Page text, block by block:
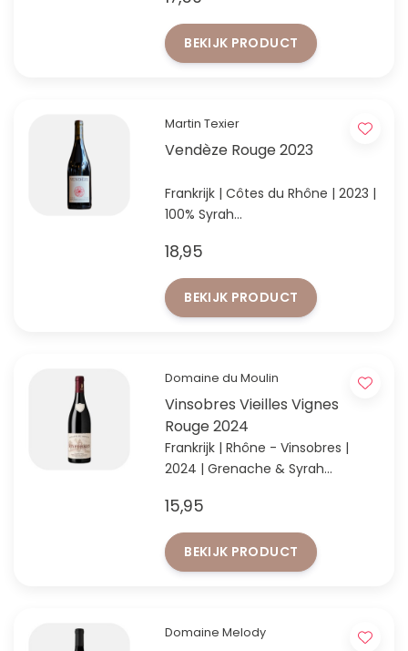
BEKIJK PRODUCT
Martin Texier
Vendèze Rouge 2023
Frankrijk | Côtes du Rhône | 2023 |
100% Syrah
interventie
18,95
BEKIJK PRODUCT
Domaine du Moulin
Vinsobres Vieilles Vignes
Rouge 2024
Frankrijk | Rhône - Vinsobres |
2024 | Grenache & Syrah
stokken met Grenache en Syrah.
15,95
BEKIJK PRODUCT
Domaine Melody